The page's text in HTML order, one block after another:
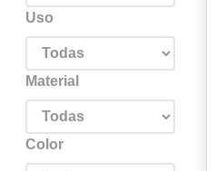
Uso
Material
Color